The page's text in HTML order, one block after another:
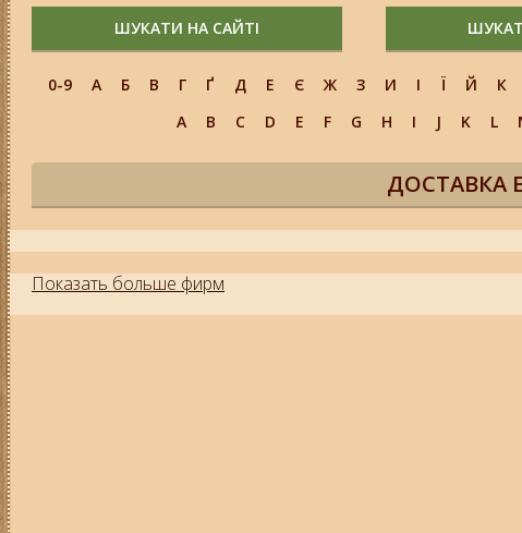
ШУКАТИ НА САЙТІ
0-9 А Б В Г Ґ Д Е Є Ж З И І Ї Й К
A
B C D E F G H I J K L
ДОСТАВКА
Показать больше фирм